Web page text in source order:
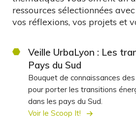
ressources sélectionnées
vos réflexions, vos projets et
Veille UrbaLyon : Les
Pays du Sud
Bouquet de connaissances
pour porter les transitions
dans les pays du Sud.
Voir le Scoop It!